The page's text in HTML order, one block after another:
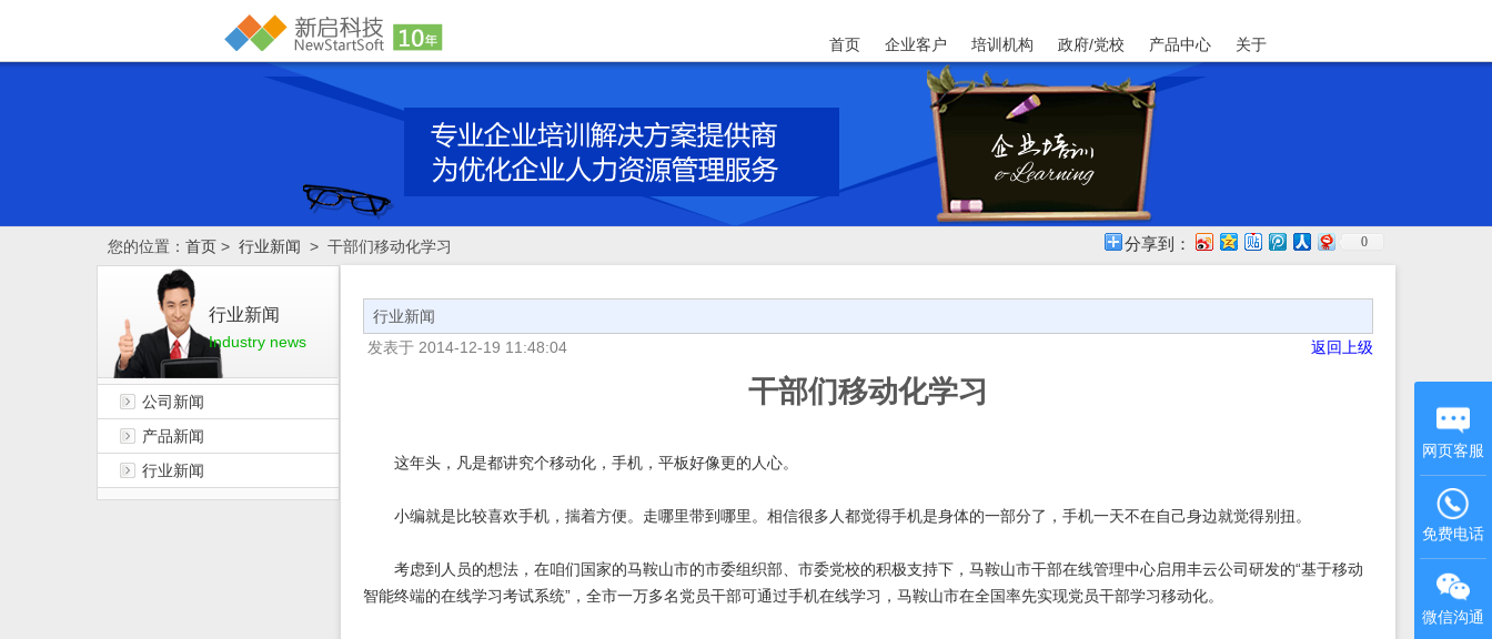
首页 企业客户 培训机构 政府/党校 产品中心 关于
您的位置： 首页 > 行业新闻 > 干部们移动化学习 分享到： 0
行业新闻
Industry news
公司新闻
产品新闻
行业新闻
行业新闻
发表于 2014-12-19 11:48:04 返回上级
干部们移动化学习
这年头，凡是都讲究个移动化，手机，平板好像更的人心。
小编就是比较喜欢手机，揣着方便。走哪里带到哪里。相信很多人都觉得手机是身体的一部分了，手机一天不在自己身边就觉得别扭。
考虑到人员的想法，在咱们国家的马鞍山市的市委组织部、市委党校的积极支持下，马鞍山市干部在线管理中心启用丰云公司研发的“基于移动
智能终端的在线学习考试系统”，全市一万多名党员干部可通过手机在线学习，马鞍山市在全国率先实现党员干部学习移动化。
网页客服
免费电话
微信沟通